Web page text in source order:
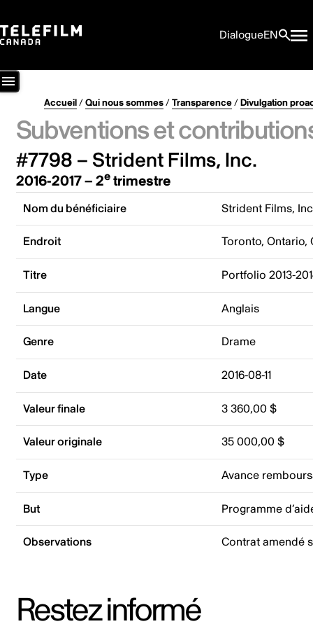
DialogueEN
Accueil/Qui nous sommes/Transparence/Divulgation
Subventions et
#7798 – Strident Films, Inc.
2016-2017 – 2etrimestre
Nom du bénéficiaire Strident Films,
Endroit Toronto, Ontario,
Titre Portfolio 2013-
Langue Anglais
Genre Drame
Date 2016-08-11
Valeur finale 3 360,00 $
Valeur originale 35 000,00 $
Type Avance
But Programme
Observations Contrat amendé
Restez informé